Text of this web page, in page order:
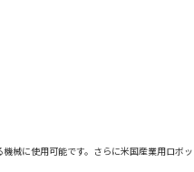
械に使用可能です。さらに米国産業用ロボ